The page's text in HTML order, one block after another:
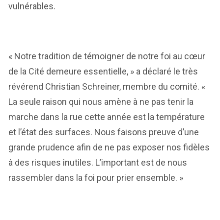
vulnérables.
« Notre tradition de témoigner de notre foi au cœur
de la Cité demeure essentielle, » a déclaré le très
révérend Christian Schreiner, membre du comité. «
La seule raison qui nous amène à ne pas tenir la
marche dans la rue cette année est la température
et l’état des surfaces. Nous faisons preuve d’une
grande prudence afin de ne pas exposer nos fidèles
à des risques inutiles. L’important est de nous
rassembler dans la foi pour prier ensemble. »